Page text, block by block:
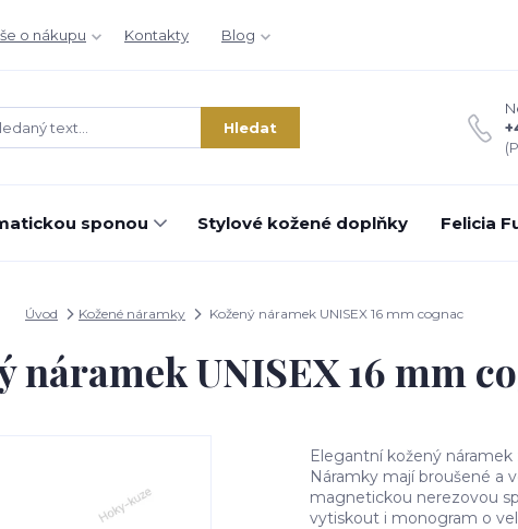
o nákupu Kontakty Blog
Hledat
sponou Stylové kožené doplňky Felicia
Úvod Kožené náramky Kožený náramek UNISEX 16 mm cognac
náramek UNISEX 16 mm
Elegantní kožený náramek
Náramky mají broušené a
magnetickou nerezovou
vytiskout i monogram o